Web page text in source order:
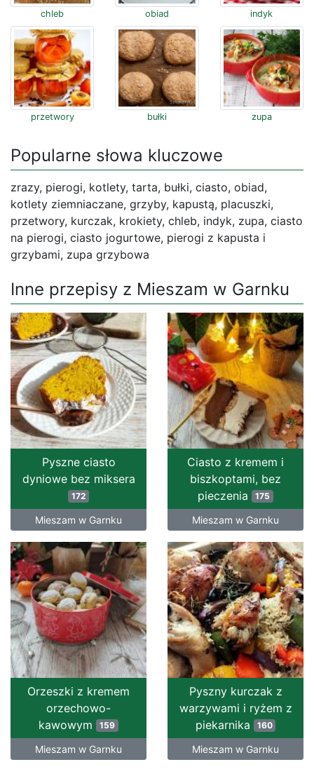
chleb obiad indyk
przetwory bułki zupa
Popularne słowa kluczowe
zrazy, pierogi, kotlety, tarta, bułki, ciasto, obiad,
kotlety ziemniaczane, grzyby, kapustą, placuszki,
przetwory, kurczak, krokiety, chleb, indyk, zupa, ciasto
na pierogi, ciasto jogurtowe, pierogi z kapusta i
grzybami, zupa grzybowa
Inne przepisy z Mieszam w Garnku
Pyszne ciasto
dyniowe bez miksera
172
Mieszam w Garnku
Ciasto z kremem i
biszkoptami, bez
pieczenia 175
Mieszam w Garnku
Orzeszki z kremem
orzechowo-
kawowym 159
Mieszam w Garnku
Pyszny kurczak z
warzywami i ryżem z
piekarnika
160
Mieszam w Garnku